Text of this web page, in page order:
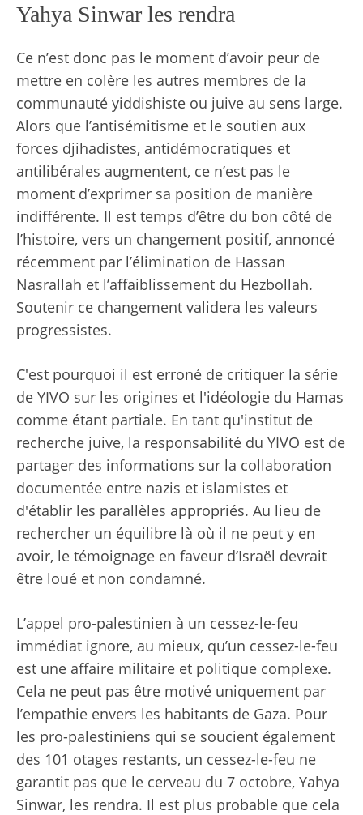
Yahya Sinwar les rendra
Ce n’est donc pas le moment d’avoir peur de
mettre en colère les autres membres de la
communauté yiddishiste ou juive au sens large.
Alors que l’antisémitisme et le soutien aux
forces djihadistes, antidémocratiques et
antilibérales augmentent, ce n’est pas le
moment d’exprimer sa position de manière
indifférente. Il est temps d’être du bon côté de
l’histoire, vers un changement positif, annoncé
récemment par l’élimination de Hassan
Nasrallah et l’affaiblissement du Hezbollah.
Soutenir ce changement validera les valeurs
progressistes.
C'est pourquoi il est erroné de critiquer la série
de YIVO sur les origines et l'idéologie du Hamas
comme étant partiale. En tant qu'institut de
recherche juive, la responsabilité du YIVO est de
partager des informations sur la collaboration
documentée entre nazis et islamistes et
d'établir les parallèles appropriés. Au lieu de
rechercher un équilibre là où il ne peut y en
avoir, le témoignage en faveur d’Israël devrait
être loué et non condamné.
L’appel pro-palestinien à un cessez-le-feu
immédiat ignore, au mieux, qu’un cessez-le-feu
est une affaire militaire et politique complexe.
Cela ne peut pas être motivé uniquement par
l’empathie envers les habitants de Gaza. Pour
les pro-palestiniens qui se soucient également
des 101 otages restants, un cessez-le-feu ne
garantit pas que le cerveau du 7 octobre, Yahya
Sinwar, les rendra. Il est plus probable que cela